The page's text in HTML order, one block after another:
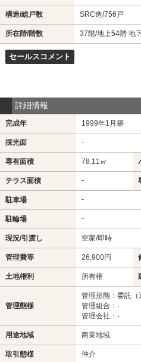
構造/総戸数 SRC造/756戸
所在階/階数 37階/地上54階 地
セールスコメント
詳細情報
完成年 1999年1月築
採光面 -
専有面積 78.11㎡
テラス面積 -
駐車場 -
駐輪場 -
現況/引渡し 空家/即時
管理費等 26,900円
土地権利 所有権
管理態様
管理形態：委託（
管理組合：-
管理会社：-
用途地域 商業地域
取引態様 仲介